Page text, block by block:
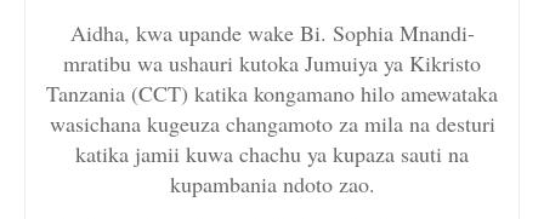
Aidha, kwa upande wake Bi. Sophia Mnandi-
mratibu wa ushauri kutoka Jumuiya ya Kikristo
Tanzania (CCT) katika kongamano hilo amewataka
wasichana kugeuza changamoto za mila na desturi
katika jamii kuwa chachu ya kupaza sauti na
kupambania ndoto zao.